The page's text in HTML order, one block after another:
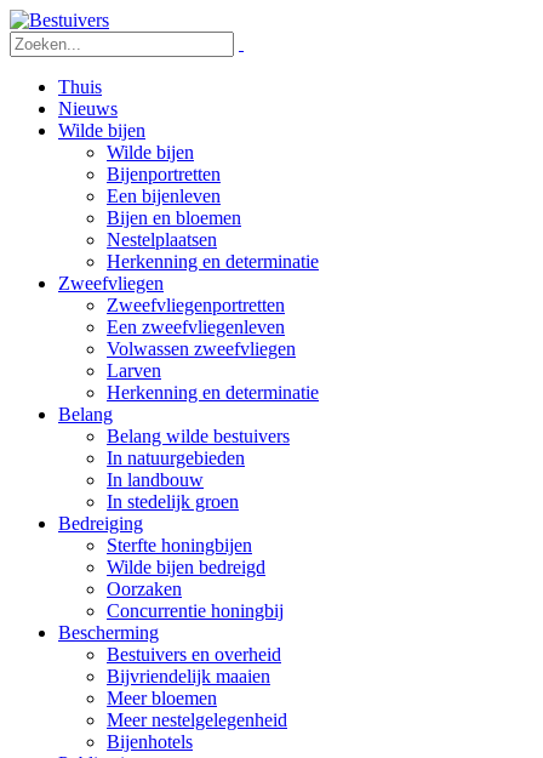
Thuis
Nieuws
Wilde bijen
Wilde bijen
Bijenportretten
Een bijenleven
Bijen en bloemen
Nestelplaatsen
Herkenning en determinatie
Zweefvliegen
Zweefvliegenportretten
Een zweefvliegenleven
Volwassen zweefvliegen
Larven
Herkenning en determinatie
Belang
Belang wilde bestuivers
In natuurgebieden
In landbouw
In stedelijk groen
Bedreiging
Sterfte honingbijen
Wilde bijen bedreigd
Oorzaken
Concurrentie honingbij
Bescherming
Bestuivers en overheid
Bijvriendelijk maaien
Meer bloemen
Meer nestelgelegenheid
Bijenhotels